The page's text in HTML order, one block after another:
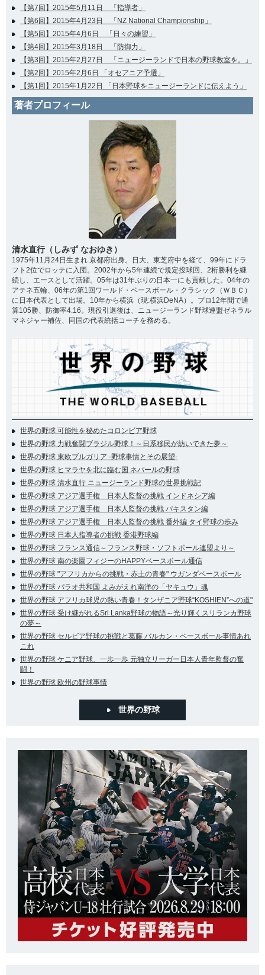
【第7回】2015年5月11日 「指導者」
【第6回】2015年4月23日 「NZ National Championship」
【第5回】2015年4月6日 「日々の練習」
【第4回】2015年3月18日 「防御力」
【第3回】2015年2月27日 「ニュージーランドで日本の野球教室を。」
【第2回】2015年2月6日 「オセアニア予選」
【第1回】2015年1月22日 「日本野球をニュージーランドに伝えよう」
著者プロフィール
清水直行（しみず なおゆき）
1975年11月24日生まれ 京都府出身。日大、東芝府中を経て、99年にドラ
フト2位でロッテに入団。2002年から5年連続で規定投球回、2桁勝利を継
続し、エースとして活躍。05年は31年ぶりの日本一にも貢献した。04年の
アテネ五輪、06年の第1回ワールド・ベースボール・クラシック（ＷＢＣ）
に日本代表として出場。10年から横浜（現:横浜DeNA）。プロ12年間で通
算105勝、防御率4.16。現役引退後は、ニュージーランド野球連盟ゼネラル
マネジャー補佐、同国の代表統括コーチを務める。
世界の野球 可能性を秘めたコロンビア野球
世界の野球 力戦奮闘ブラジル野球！～日系移民が紡いできた夢～
世界の野球 東欧ブルガリア -野球事情とその展望-
世界の野球 ヒマラヤを北に臨む国 ネパールの野球
世界の野球 清水直行 ニュージーランド野球の世界挑戦記
世界の野球 アジア選手権 日本人監督の挑戦 インドネシア編
世界の野球 アジア選手権 日本人監督の挑戦 パキスタン編
世界の野球 アジア選手権 日本人監督の挑戦 番外編 タイ野球の歩み
世界の野球 日本人指導者の挑戦 香港野球編
世界の野球 フランス通信～フランス野球・ソフトボール連盟より～
世界の野球 南の楽園フィジーのHAPPYベースボール通信
世界の野球 "アフリカからの挑戦・赤土の青春" ウガンダベースボール
世界の野球 パラオ共和国 よみがえれ南洋の「ヤキュウ」魂
世界の野球 アフリカ球児の熱い青春！タンザニア野球“KOSHIEN”への道"
世界の野球 受け継がれるSri Lanka野球の物語～光り輝くスリランカ野球
の夢～
世界の野球 セルビア野球の挑戦と葛藤 バルカン・ベースボール事情あれ
これ
世界の野球 ケニア野球、一歩一歩 元独立リーガー日本人青年監督の奮
闘！
世界の野球 欧州の野球事情
世界の野球